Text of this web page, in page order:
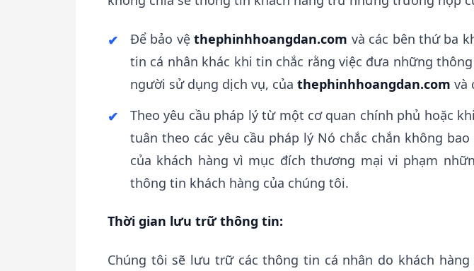
Để bảo vệthephinhhoangdan.com và các bên thứ ba
tin cá nhân khác khi tin chắc rằng việc đưa những
người sử dụng dịch vụ, của thephinhhoangdan.com và
Theo yêu cầu pháp l‎ý từ một cơ quan chính phủ hoặc
tuân theo các yêu cầu pháp l‎ý Nó chắc chắn không
của khách hàng vì mục đích thương mại vi phạm
thông tin khách hàng của chúng tôi.
Thời gian lưu trữ thông tin:
Chúng tôi sẽ lưu trữ các thông tin cá nhân do khách